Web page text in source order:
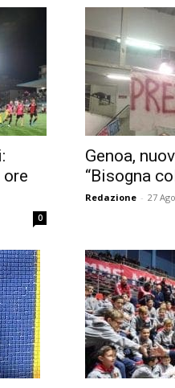
0
Genoa,
“Bisogna
Redazione - 27